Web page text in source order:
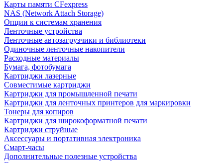
Карты памяти CFexpress
NAS (Network Attach Storage)
Опции к системам хранения
Ленточные устройства
Ленточные автозагрузчики и библиотеки
Одиночные ленточные накопители
Расходные материалы
Бумага, фотобумага
Картриджи лазерные
Совместимые картриджи
Картриджи для промышленной печати
Картриджи для ленточных принтеров для маркировки
Тонеры для копиров
Картриджи для широкоформатной печати
Картриджи струйные
Аксессуары и портативная электроника
Смарт-часы
Дополнительные полезные устройства